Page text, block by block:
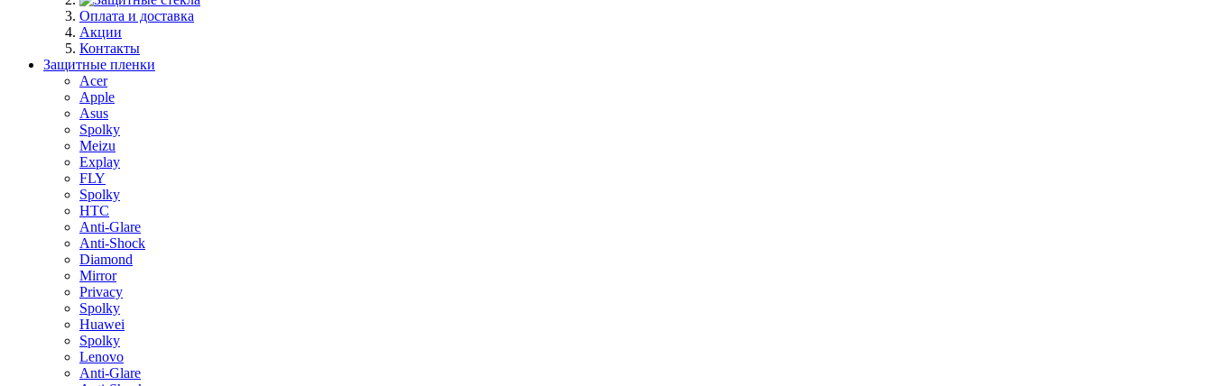
Оплата и доставка
Акции
Контакты
Защитные пленки
Acer
Apple
Asus
Spolky
Meizu
Explay
FLY
Spolky
HTC
Anti-Glare
Anti-Shock
Diamond
Mirror
Privacy
Spolky
Huawei
Spolky
Lenovo
Anti-Glare